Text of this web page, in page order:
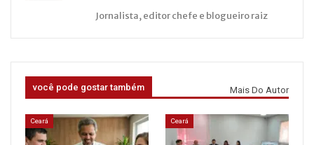
Jornalista, editor chefe e blogueiro raiz
você pode gostar também Mais Do Autor
Ceará Ceará